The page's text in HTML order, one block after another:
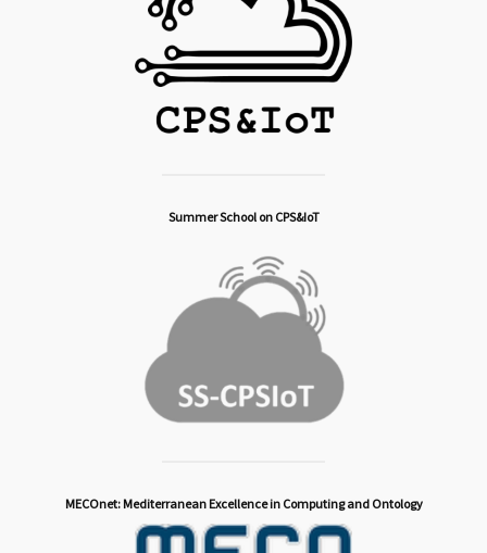
Summer School on CPS&IoT
MECOnet: Mediterranean Excellence in Computing and Ontology